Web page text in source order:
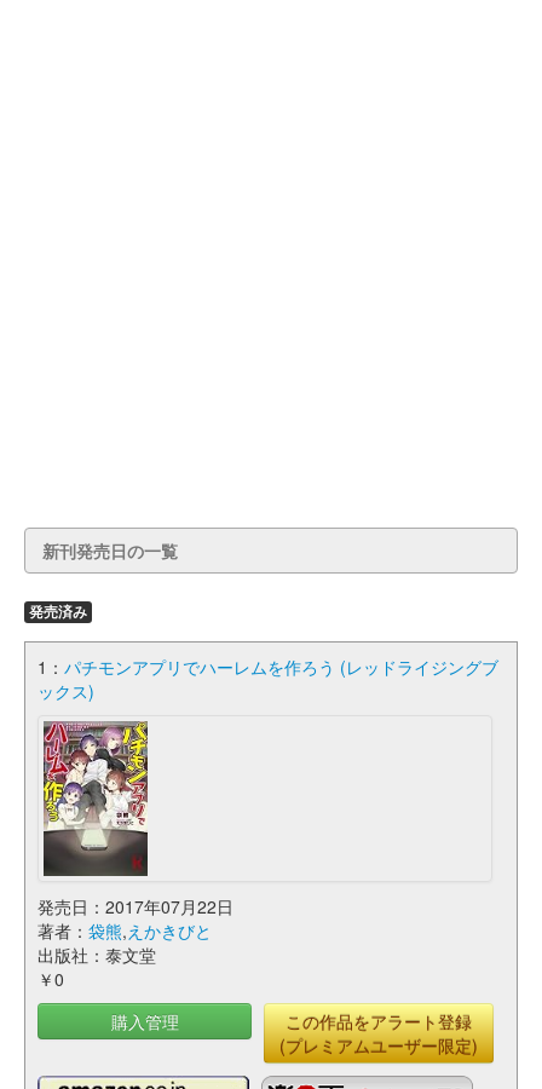
新刊発売日の一覧
発売済み
1： パチモンアプリでハーレムを作ろう (レッドライジングブ
ックス)
発売日：2017年07月22日
著者： 袋熊,えかきびと
出版社：泰文堂
￥0
購入管理
この作品をアラート登録
(プレミアムユーザー限定)